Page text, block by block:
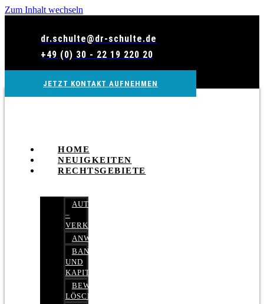
Zum Inhalt wechseln
dr.schulte@dr-schulte.de
+49 (0) 30 - 22 19 220 20
JETZT KONTAKT AUFNEHMEN
HOME
NEUIGKEITEN
RECHTSGEBIETE
AUTOBETRUG
–
VERKEHRSRECHT
ANWALTSHAFTUNGSRECHT
BANK-
UND
KAPITALMARKTRECHT
BEWERTUNGEN
LÖSCHEN